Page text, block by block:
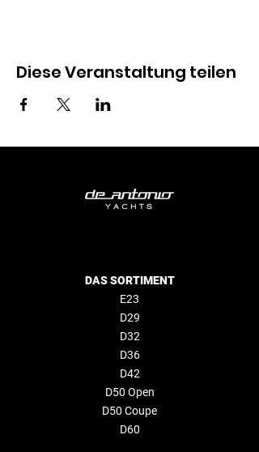
Diese Veranstaltung teilen
DAS SORTIMENT
E23
D29
D32
D36
D42
D50 Open
D50 Coupe
D60